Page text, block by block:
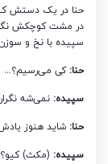
حنا در یک دستش
در مشت کوچکش نگه
سپیده با نخ و
حنا:کی می‌رسیم؟…
سپیده: نمی‌شه
حنا: شاید هنوز
سپیده: (مکث)